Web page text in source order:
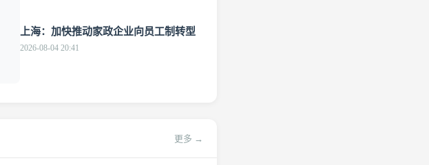
上海：加快推动家政企业向员工制转型
2026-08-04 20:41
更多 →